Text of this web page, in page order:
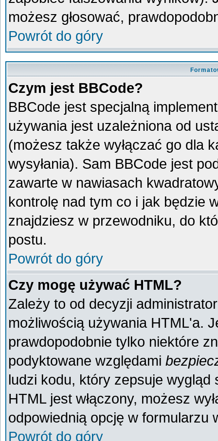
możesz głosować,
Powrót do góry
Czym jest BBCode?
BBCode jest specjalną
używania jest uzależniona od
(możesz także wyłączać go dla
wysyłania). Sam BBCode jest
zawarte w nawiasach
kontrolę nad tym co i jak będzie
znajdziesz w przewodniku, do
postu.
Powrót do góry
Czy mogę używać HTML?
Zależy to od decyzji
możliwością używania HTML'a.
prawdopodobnie tylko niektóre
podyktowane względami
ludzi kodu, który zepsuje wygląd
HTML jest włączony, możesz
odpowiednią opcję w formularzu
Powrót do góry